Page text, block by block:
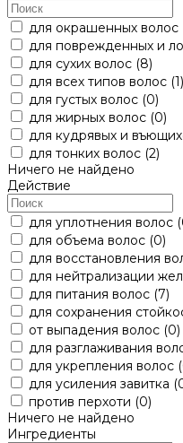
для окрашенных волос
для поврежденных и
для сухих волос (8)
для всех типов волос (1)
для густых волос (0)
для жирных волос (0)
для кудрявых и
для тонких волос (2)
Ничего не найдено
Действие
для уплотнения волос
для объема волос (0)
для восстановления
для нейтрализации
для питания волос (7)
для сохранения
от выпадения волос (0)
для разглаживания
для укрепления волос
для усиления завитка
против перхоти (0)
Ничего не найдено
Ингредиенты